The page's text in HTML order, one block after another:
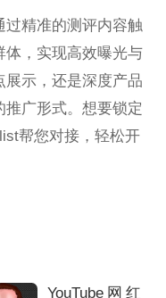
精准的测评内容触
体，实现高效曝光与
示，还是深度产品
广形式。想要锁定
帮您对接，轻松开
YouTube网红